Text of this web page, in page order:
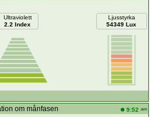
Ultraviolett
2.2 Index
Ljusstyrka
54349 Lux
om månfasen 9:52 am